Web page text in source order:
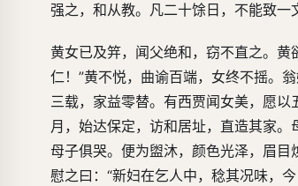
强之，和从教。凡二十馀日，不能致一
黄女已及笄，闻父绝和，窃不直之。
仁！”黄不悦，曲谕百端，女终不摇。
三载，家益零替。有西贾闻女美，愿
月，始达保定，访和居址，直造其家。
母子俱哭。便为盥沐，颜色光泽，眉
慰之曰：“新妇在乞人中，稔其况味，